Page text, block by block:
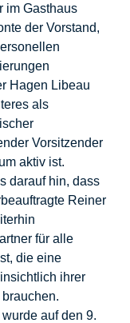
im Gasthaus
der Vorstand,
Hagen Libeau
als
Vorsitzender
aktiv ist.
darauf hin, dass
Reiner
für alle
die eine
ihrer
auf den 9.